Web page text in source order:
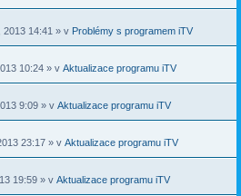
2013 14:41 » v Problémy s programem iTV
10:24 » v Aktualizace programu iTV
9:09 » v Aktualizace programu iTV
23:17 » v Aktualizace programu iTV
19:59 » v Aktualizace programu iTV